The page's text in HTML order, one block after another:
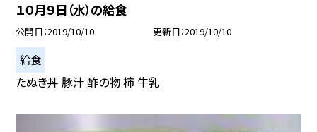
１０月９日（水）の給食
公開日 2019/10/10 更新日 2019/10/10
給食
たぬき丼 豚汁 酢の物 柿 牛乳